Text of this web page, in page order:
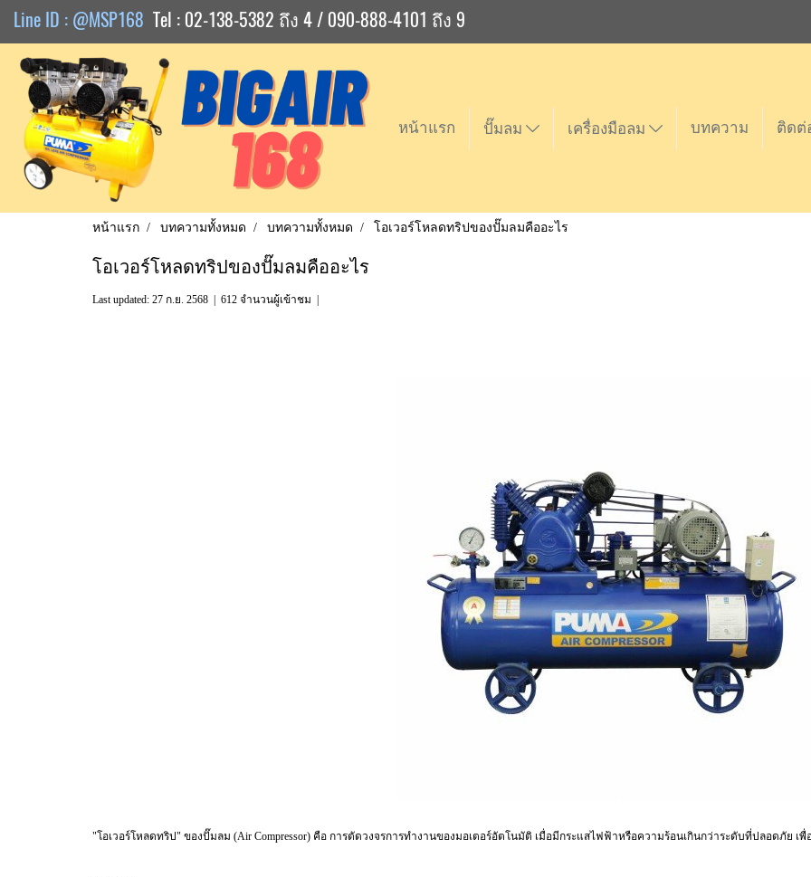
Line ID : @MSP168 Tel : 02-138-5382 ถึง 4 / 090-888-4101 ถึง 9
หน้าแรก ปั๊มลม เครื่องมือลม บทความ ติดต่
หน้าแรก บทความทั้งหมด บทความทั้งหมด โอเวอร์โหลดทริปของปั๊มลมคืออะไร
โอเวอร์โหลดทริปของปั๊มลมคืออะไร
Last updated: 27 ก.ย. 2568 612 จำนวนผู้เข้าชม
"โอเวอร์โหลดทริป" ของปั๊มลม (Air Compressor) คือ การตัดวงจรการทำงานของมอเตอร์อัตโนมัติ เมื่อมีกระแสไฟฟ้าหรือความร้อนเกินกว่าระดับที่ปลอดภัย